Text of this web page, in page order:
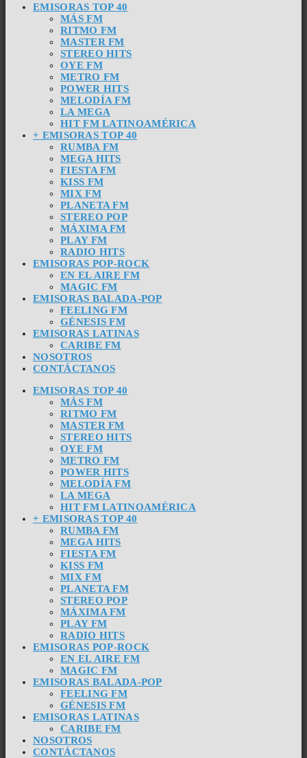
EMISORAS TOP 40
MÁS FM
RITMO FM
MASTER FM
STEREO HITS
OYE FM
METRO FM
POWER HITS
MELODÍA FM
LA MEGA
HIT FM LATINOAMÉRICA
+ EMISORAS TOP 40
RUMBA FM
MEGA HITS
FIESTA FM
KISS FM
MIX FM
PLANETA FM
STEREO POP
MÁXIMA FM
PLAY FM
RADIO HITS
EMISORAS POP-ROCK
EN EL AIRE FM
MAGIC FM
EMISORAS BALADA-POP
FEELING FM
GÉNESIS FM
EMISORAS LATINAS
CARIBE FM
NOSOTROS
CONTÁCTANOS
EMISORAS TOP 40
MÁS FM
RITMO FM
MASTER FM
STEREO HITS
OYE FM
METRO FM
POWER HITS
MELODÍA FM
LA MEGA
HIT FM LATINOAMÉRICA
+ EMISORAS TOP 40
RUMBA FM
MEGA HITS
FIESTA FM
KISS FM
MIX FM
PLANETA FM
STEREO POP
MÁXIMA FM
PLAY FM
RADIO HITS
EMISORAS POP-ROCK
EN EL AIRE FM
MAGIC FM
EMISORAS BALADA-POP
FEELING FM
GÉNESIS FM
EMISORAS LATINAS
CARIBE FM
NOSOTROS
CONTÁCTANOS